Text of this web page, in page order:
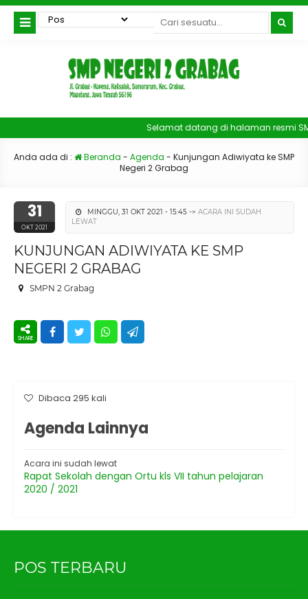
Selamat datang di halaman resmi
Anda ada di : Beranda - Agenda - Kunjungan Adiwiyata ke SMP
Negeri 2 Grabag
31
OKT 2021
MINGGU, 31 OKT 2021 - 15:45 -> ACARA INI SUDAH
LEWAT
KUNJUNGAN ADIWIYATA KE SMP
NEGERI 2 GRABAG
SMPN 2 Grabag
Dibaca 295 kali
Agenda Lainnya
Acara ini sudah lewat
Rapat Sekolah dengan Ortu kls VII tahun pelajaran
2020 / 2021
POS TERBARU